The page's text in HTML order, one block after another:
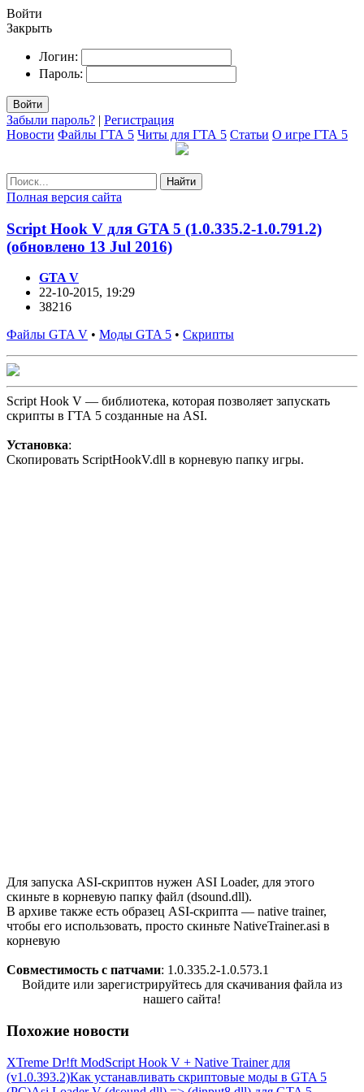
Войти
Закрыть
Логин:
Пароль:
Войти
Забыли пароль? | Регистрация
Новости Файлы ГТА 5 Читы для ГТА 5 Статьи О игре ГТА 5
Найти
Полная версия сайта
Script Hook V для GTA 5 (1.0.335.2-1.0.791.2)
(обновлено 13 Jul 2016)
GTA V
22-10-2015, 19:29
38216
Файлы GTA V • Моды GTA 5 • Скрипты
Script Hook V — библиотека, которая позволяет запускать
скрипты в ГТА 5 созданные на ASI.
Установка:
Скопировать ScriptHookV.dll в корневую папку игры.
Для запуска ASI-скриптов нужен ASI Loader, для этого
скиньте в корневую папку файл (dsound.dll).
В архиве также есть образец ASI-скрипта — native trainer,
чтобы его использовать, просто скиньте NativeTrainer.asi в
корневую
Совместимость с патчами: 1.0.335.2-1.0.573.1
Войдите или зарегистрируйтесь для скачивания файла из
нашего сайта!
Похожие новости
XTreme Dr!ft ModScript Hook V + Native Trainer для
(v1.0.393.2)Как устанавливать скриптовые моды в GTA 5